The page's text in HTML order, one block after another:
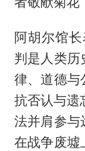
阿胡尔馆
判是人类历
律、道德与
抗否认与遗
法并肩参与
在战争废墟